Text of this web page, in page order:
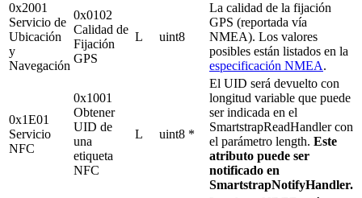
0x2001
Servicio de
Ubicación
y
Navegación
0x0102
Calidad de
Fijación
GPS
L uint8
La calidad de la fijación
GPS (reportada vía
NMEA). Los valores
posibles están listados en la
especificación NMEA.
0x1E01
Servicio
NFC
0x1001
Obtener
UID de
una
etiqueta
NFC
L uint8 *
El UID será devuelto con
longitud variable que puede
ser indicada en el
SmartstrapReadHandler con
el parámetro length. Este
atributo puede ser
notificado en
SmartstrapNotifyHandler.